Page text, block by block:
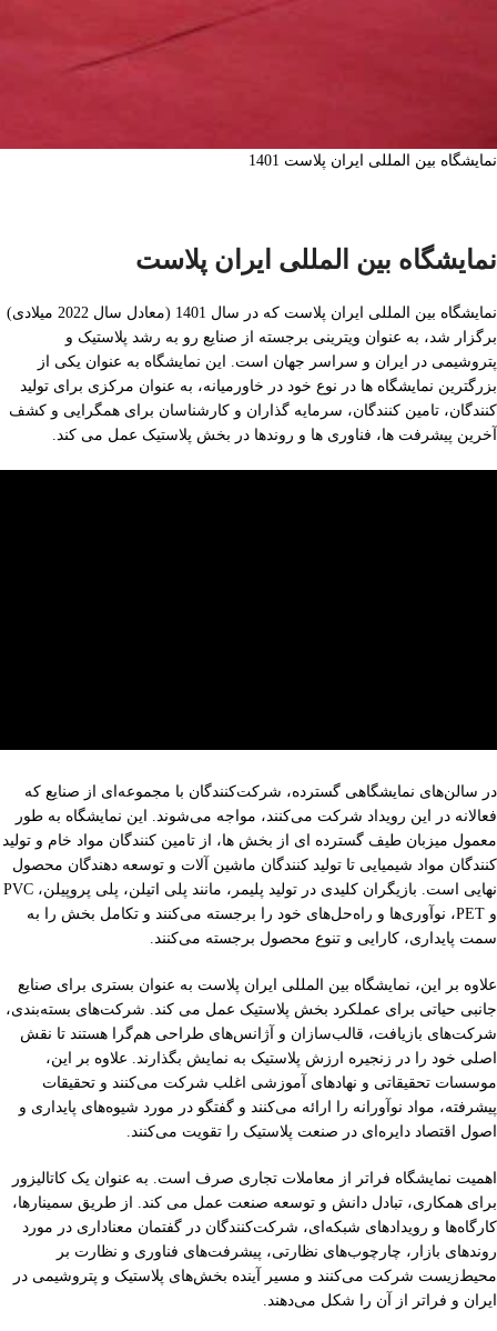
نمایشگاه بین المللی ایران پلاست 1401
نمایشگاه بین المللی ایران پلاست
نمایشگاه بین المللی ایران پلاست که در سال 1401 (معادل سال 2022 میلادی)
برگزار شد، به عنوان ویترینی برجسته از صنایع رو به رشد پلاستیک و
پتروشیمی در ایران و سراسر جهان است. این نمایشگاه به عنوان یکی از
بزرگترین نمایشگاه ها در نوع خود در خاورمیانه، به عنوان مرکزی برای تولید
کنندگان، تامین کنندگان، سرمایه گذاران و کارشناسان برای همگرایی و کشف
آخرین پیشرفت ها، فناوری ها و روندها در بخش پلاستیک عمل می کند.
در سالن‌های نمایشگاهی گسترده، شرکت‌کنندگان با مجموعه‌ای از صنایع که
فعالانه در این رویداد شرکت می‌کنند، مواجه می‌شوند. این نمایشگاه به طور
معمول میزبان طیف گسترده ای از بخش ها، از تامین کنندگان مواد خام و تولید
کنندگان مواد شیمیایی تا تولید کنندگان ماشین آلات و توسعه دهندگان محصول
نهایی است. بازیگران کلیدی در تولید پلیمر، مانند پلی اتیلن، پلی پروپیلن، PVC
و PET، نوآوری‌ها و راه‌حل‌های خود را برجسته می‌کنند و تکامل بخش را به
سمت پایداری، کارایی و تنوع محصول برجسته می‌کنند.
علاوه بر این، نمایشگاه بین المللی ایران پلاست به عنوان بستری برای صنایع
جانبی حیاتی برای عملکرد بخش پلاستیک عمل می کند. شرکت‌های بسته‌بندی،
شرکت‌های بازیافت، قالب‌سازان و آژانس‌های طراحی هم‌گرا هستند تا نقش
اصلی خود را در زنجیره ارزش پلاستیک به نمایش بگذارند. علاوه بر این،
موسسات تحقیقاتی و نهادهای آموزشی اغلب شرکت می‌کنند و تحقیقات
پیشرفته، مواد نوآورانه را ارائه می‌کنند و گفتگو در مورد شیوه‌های پایداری و
اصول اقتصاد دایره‌ای در صنعت پلاستیک را تقویت می‌کنند.
اهمیت نمایشگاه فراتر از معاملات تجاری صرف است. به عنوان یک کاتالیزور
برای همکاری، تبادل دانش و توسعه صنعت عمل می کند. از طریق سمینارها،
کارگاه‌ها و رویدادهای شبکه‌ای، شرکت‌کنندگان در گفتمان معناداری در مورد
روندهای بازار، چارچوب‌های نظارتی، پیشرفت‌های فناوری و نظارت بر
محیط‌زیست شرکت می‌کنند و مسیر آینده بخش‌های پلاستیک و پتروشیمی در
ایران و فراتر از آن را شکل می‌دهند.